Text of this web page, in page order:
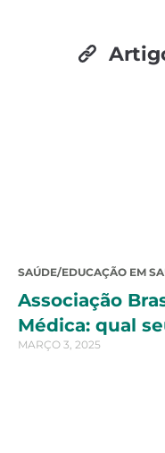
SAÚDE/EDUCAÇÃO EM
Associação
Médica: qual
MARÇO 3, 2025